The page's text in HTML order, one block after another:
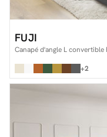
FUJI
Canapé d'angle L
+2